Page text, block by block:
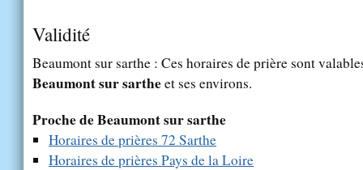
Validité
Beaumont sur sarthe : Ces horaires de prière sont
Beaumont sur sartheet ses environs.
Proche de Beaumont sur sarthe
Horaires de prières 72 Sarthe
Horaires de prières Pays de la Loire